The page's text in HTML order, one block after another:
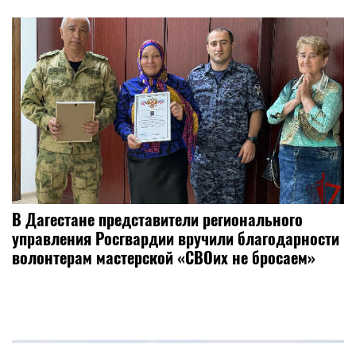
В Дагестане представители регионального
управления Росгвардии вручили благодарности
волонтерам мастерской «СВОих не бросаем»